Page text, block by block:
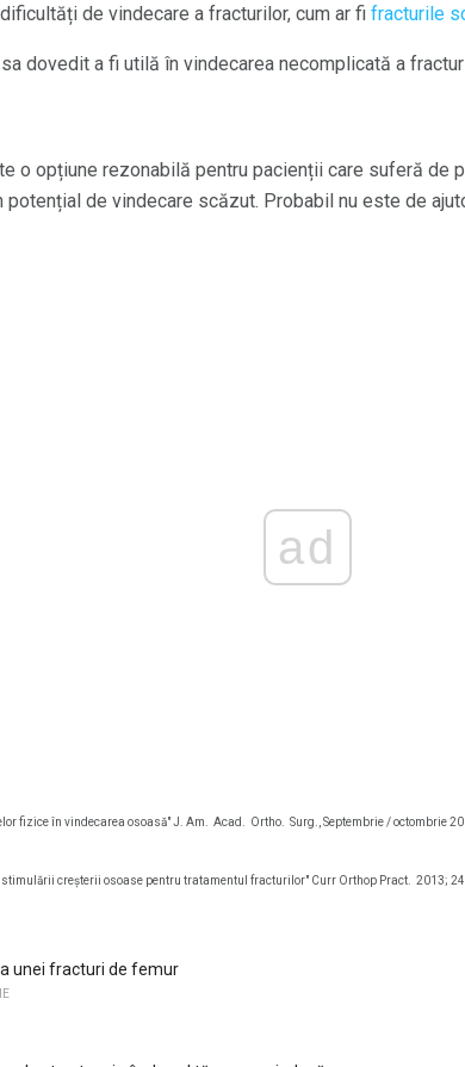
de vindecare a fracturilor, cum ar fi fracturile
dovedit a fi utilă în vindecarea necomplicată a
o opțiune rezonabilă pentru pacienții care suferă de
de vindecare scăzut. Probabil nu este de
ad
fizice în vindecarea osoasă" J. Am. Acad. Ortho. Surg., Septembrie / octombrie
stimulării creșterii osoase pentru tratamentul fracturilor" Curr Orthop Pract. 2013; 24
unei fracturi de femur